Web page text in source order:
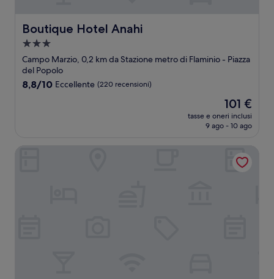
Boutique Hotel Anahi
Boutique Hotel Anahi
Struttura
a
3.0
stelle
Campo Marzio, 0,2 km da Stazione metro di Flaminio - Piazza
del Popolo
8.8
8,8/10 Eccellente (220 recensioni)
Il
prezzo
attuale
101 €
101 €
tasse e oneri inclusi
9 ago - 10 ago